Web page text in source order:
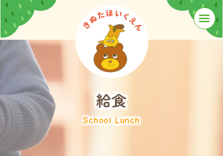
≡
給食
School Lunch